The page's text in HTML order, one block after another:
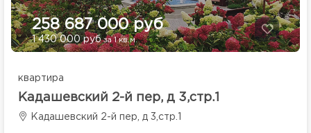
258 687 000 руб
1 430 000 рубза 1 кв.м.
квартира
Кадашевский 2-й пер, д 3,стр.1
Кадашевский 2-й пер, д 3,стр.1